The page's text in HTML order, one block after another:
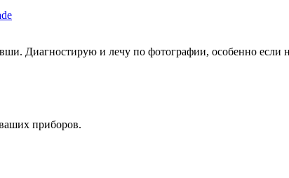
Диагностирую и лечу по фотографии, особенно если
приборов.